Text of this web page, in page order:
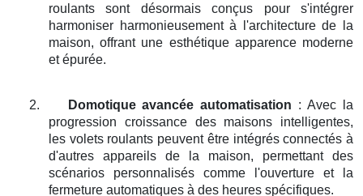
roulants sont désormais conçus pour s'intégrer
harmoniser harmonieusement à l'architecture de la
maison, offrant une esthétique apparence moderne
et épurée.
2. Domotique avancée automatisation : Avec la
progression croissance des maisons intelligentes,
les volets roulants peuvent être intégrés connectés à
d'autres appareils de la maison, permettant des
scénarios personnalisés comme l'ouverture et la
fermeture automatiques à des heures spécifiques.